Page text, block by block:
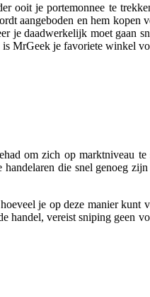
ooit je portemonnee te
aangeboden en hem kopen
je daadwerkelijk moet gaan
is MrGeek je favoriete winkel
om zich op marktniveau te
die snel genoeg
je op deze manier
handel, vereist sniping geen